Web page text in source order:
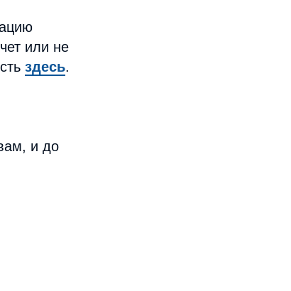
или не
здесь.
и до